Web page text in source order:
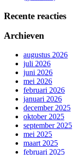
Recente reacties
Archieven
augustus 2026
juli 2026
juni 2026
mei 2026
februari 2026
januari 2026
december 2025
oktober 2025
september 2025
mei 2025
maart 2025
februari 2025